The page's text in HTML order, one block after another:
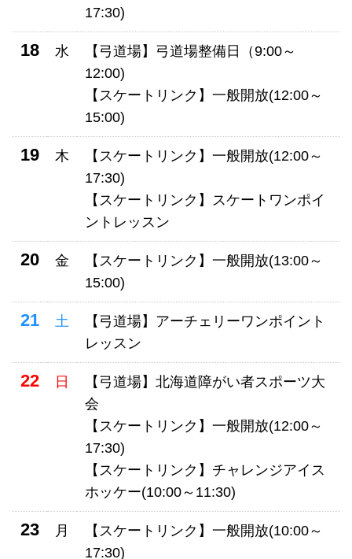
17:30)
18 水
【弓道場】弓道場整備日（9:00～
12:00)
【スケートリンク】一般開放(12:00～
15:00)
19 木
【スケートリンク】一般開放(12:00～
17:30)
【スケートリンク】スケートワンポイ
ントレッスン
20 金
【スケートリンク】一般開放(13:00～
15:00)
21 土
【弓道場】アーチェリーワンポイント
レッスン
22 日
【弓道場】北海道障がい者スポーツ大
会
【スケートリンク】一般開放(12:00～
17:30)
【スケートリンク】チャレンジアイス
ホッケー(10:00～11:30)
23 月
【スケートリンク】一般開放(10:00～
17:30)